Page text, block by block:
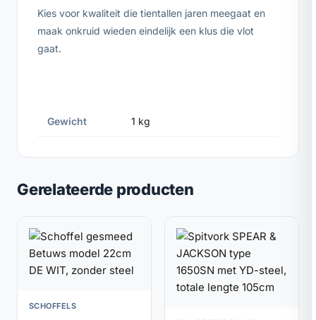
Kies voor kwaliteit die tientallen jaren meegaat en
maak onkruid wieden eindelijk een klus die vlot
gaat.
Gewicht 1 kg
Gerelateerde producten
SCHOFFELS